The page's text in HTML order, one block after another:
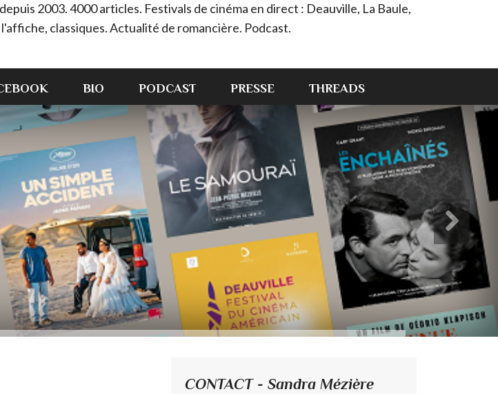
2003. 4000 articles. Festivals de cinéma en direct : Deauville, La Baule,
classiques. Actualité de romancière. Podcast.
BIO PODCAST PRESSE THREADS
CONTACT - Sandra Mézière